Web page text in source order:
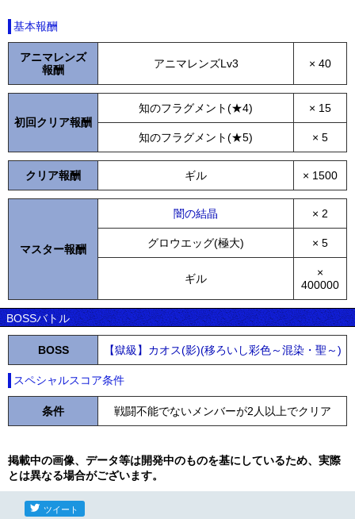
基本報酬
アニマレンズ
報酬
アニマレンズLv3 × 40
初回クリア報酬
知のフラグメント(★4) × 15
知のフラグメント(★5) × 5
クリア報酬 ギル × 1500
マスター報酬
闇の結晶 × 2
グロウエッグ(極大) × 5
ギル
×
400000
BOSSバトル
BOSS 【獄級】カオス(影)(移ろいし彩色～混染・聖～)
スペシャルスコア条件
条件 戦闘不能でないメンバーが2人以上でクリア
掲載中の画像、データ等は開発中のものを基にしているため、実際
とは異なる場合がございます。
ツイート